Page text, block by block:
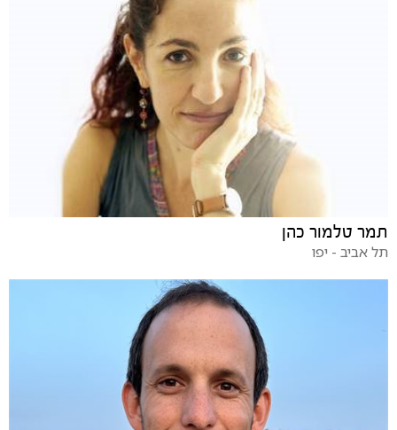
תמר טלמור כהן
תל אביב - יפו